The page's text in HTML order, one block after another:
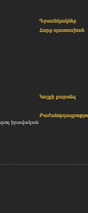
Գրասենյակներ
Հարց-պատասխան
իրավական
Կայքի քարտեզ